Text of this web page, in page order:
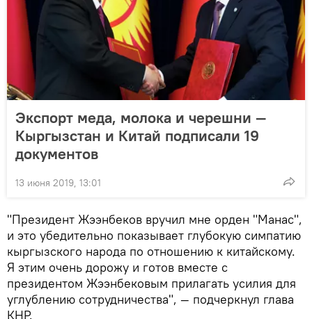
Экспорт меда, молока и черешни —
Кыргызстан и Китай подписали 19
документов
13 июня 2019, 13:01
"Президент Жээнбеков вручил мне орден "Манас",
и это убедительно показывает глубокую симпатию
кыргызского народа по отношению к китайскому.
Я этим очень дорожу и готов вместе с
президентом Жээнбековым прилагать усилия для
углублению сотрудничества", — подчеркнул глава
КНР.